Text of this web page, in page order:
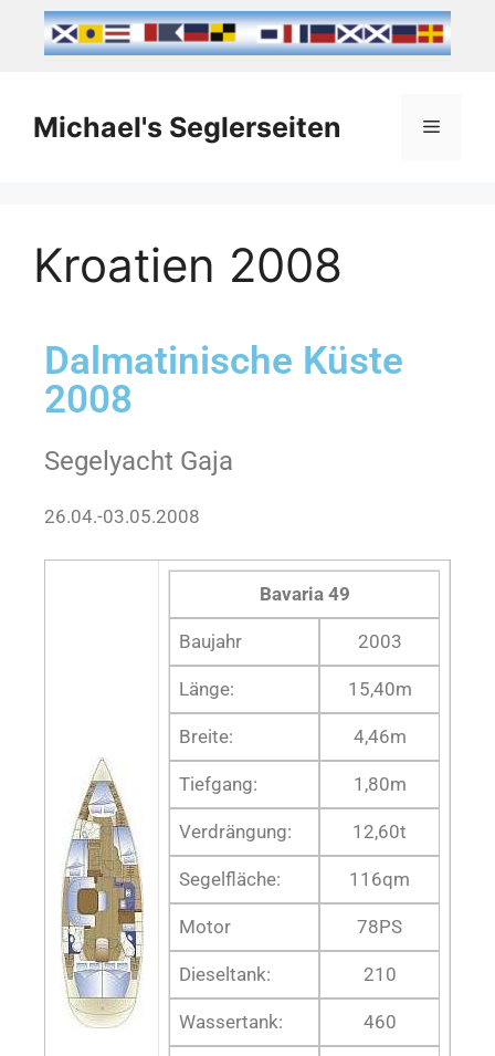
Michael's Seglerseiten
Kroatien 2008
Dalmatinische Küste
2008
Segelyacht Gaja
26.04.-03.05.2008
Bavaria 49
Baujahr 2003
Länge: 15,40m
Breite: 4,46m
Tiefgang: 1,80m
Verdrängung: 12,60t
Segelfläche: 116qm
Motor 78PS
Dieseltank: 210
Wassertank: 460